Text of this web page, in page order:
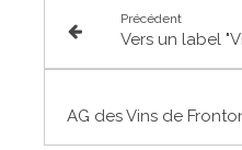
Précédent